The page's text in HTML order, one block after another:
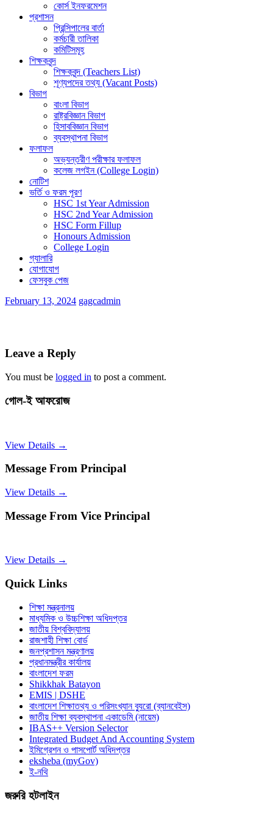
কোর্স ইনফরমেশন
প্রশাসন
প্রিন্সিপালের বার্তা
কর্মচারী তালিকা
কমিটিসমূহ
শিক্ষকবৃন্দ
শিক্ষকবৃন্দ (Teachers List)
শূণ্যপদের তথ্য (Vacant Posts)
বিভাগ
বাংলা বিভাগ
রাষ্ট্রবিজ্ঞান বিভাগ
হিসাববিজ্ঞান বিভাগ
ব্যবস্থাপনা বিভাগ
ফলাফল
অভ্যন্তরীণ পরীক্ষার ফলাফল
কলেজ লগইন (College Login)
নোটিশ
ভর্তি ও ফরম পূরণ
HSC 1st Year Admission
HSC 2nd Year Admission
HSC Form Fillup
Honours Admission
College Login
গ্যালারি
যোগাযোগ
ফেসবুক পেজ
February 13, 2024 gagcadmin
Leave a Reply
You must be logged in to post a comment.
গোল-ই আফরোজ
View Details →
Message From Principal
View Details →
Message From Vice Principal
View Details →
Quick Links
শিক্ষা মন্ত্রনালয়
মাধ্যমিক ও উচ্চশিক্ষা অধিদপ্তর
জাতীয় বিশ্ববিদ্যালয়
রাজশাহী শিক্ষা বোর্ড
জনপ্রশাসন মন্ত্রণালয়
প্রধানমন্ত্রীর কার্যালয়
বাংলাদেশ ফরম
Shikkhak Batayon
EMIS | DSHE
বাংলাদেশ শিক্ষাতথ্য ও পরিসংখ্যান ব্যুরো (ব্যানবেইস)
জাতীয় শিক্ষা ব্যবস্থাপনা একাডেমি (নায়েম)
IBAS++ Version Selector
Integrated Budget And Accounting System
ইমিগ্রেশন ও পাসপোর্ট অধিদপ্তর
eksheba (myGov)
ই-নথি
জরুরি হটলাইন